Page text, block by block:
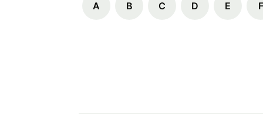
A B C D E F